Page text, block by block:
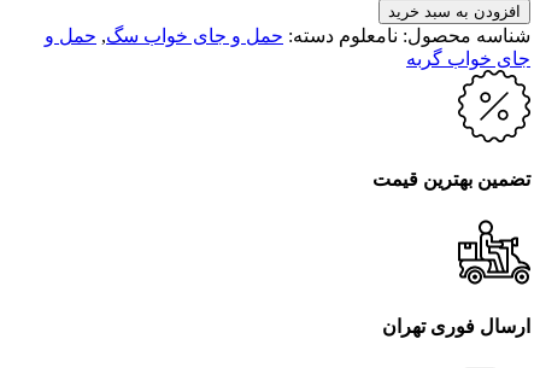
افزودن به سبد خرید
شناسه محصول: نامعلوم دسته: حمل و جای خواب سگ, حمل و
جای خواب گربه
تضمین بهترین قیمت
ارسال فوری تهران